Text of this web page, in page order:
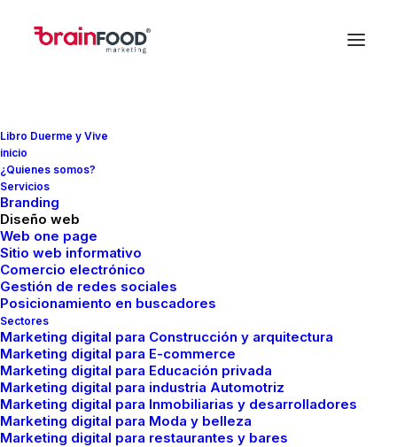
Libro Duerme y Vive
inicio
¿Quienes somos?
Servicios
Branding
Diseño web
Web one page
Sitio web informativo
Comercio electrónico
Gestión de redes sociales
Posicionamiento en buscadores
Sectores
Marketing digital para Construcción y arquitectura
Marketing digital para E-commerce
Marketing digital para Educación privada
Marketing digital para industria Automotriz
Marketing digital para Inmobiliarias y desarrolladores
Marketing digital para Moda y belleza
Marketing digital para restaurantes y bares
Nothing Found
It seems we can’t find what you’re looking for.
Perhaps searching can help.